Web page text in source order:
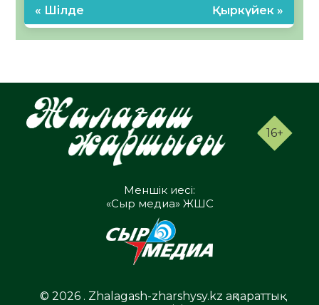
« Шілде Қыркүйек »
16+
Меншік иесі:
«Сыр медиа» ЖШС
© 2026 . Zhalagash-zharshysy.kz ақпараттық